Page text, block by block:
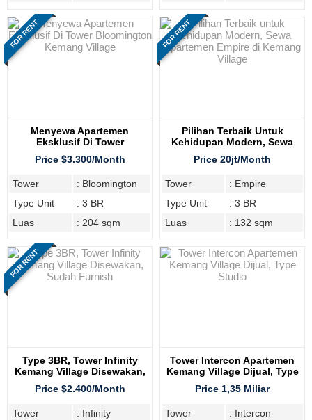
FOR RENT
Menyewa Apartemen
Eksklusif Di Tower
Bloomington Kemang
Village
Price $3.300/Month
Tower
: Bloomington
Type Unit
: 3 BR
Luas
: 204 sqm
FOR RENT
Pilihan Terbaik Untuk
Kehidupan Modern, Sewa
Kemang Village
Price 20jt/Month
Tower
: Empire
Type Unit
: 3 BR
Luas
: 132 sqm
FOR RENT
Type 3BR, Tower Infinity
Kemang Village Disewakan,
Sudah Furnish
Price $2.400/Month
Tower
: Infinity
Tower Intercon Apartemen
Kemang Village Dijual, Type
Price 1,35 Miliar
Tower
: Intercon